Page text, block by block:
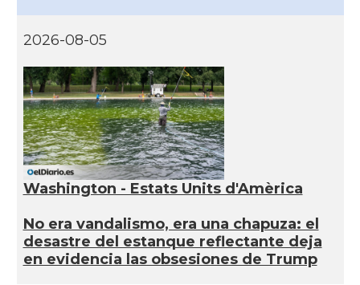
2026-08-05
Washington - Estats Units d'Amèrica
No era vandalismo, era una chapuza: el
desastre del estanque reflectante deja
en evidencia las obsesiones de Trump